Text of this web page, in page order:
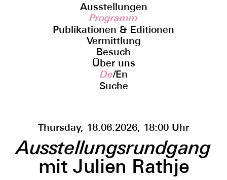
Ausstellungen
Programm
Publikationen & Editionen
Vermittlung
Besuch
Über uns
De/En
Suche
Thursday, 18.06.2026, 18:00 Uhr
Ausstellungsrundgang
mit Julien Rathje